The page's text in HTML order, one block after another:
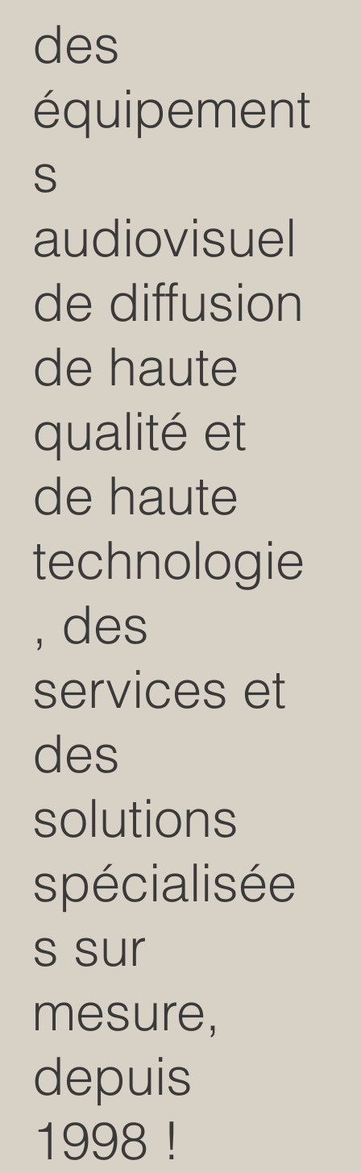
des
équipement
s
audiovisuel
de diffusion
de haute
qualité et
de haute
technologie
, des
services et
des
solutions
spécialisée
s sur
mesure,
depuis
1998 !